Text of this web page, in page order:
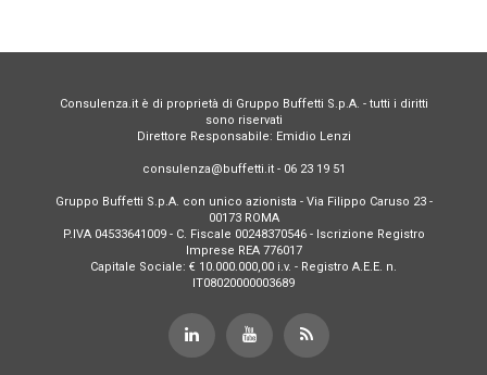
Consulenza.it è di proprietà di Gruppo Buffetti S.p.A. - tutti i diritti
sono riservati
Direttore Responsabile: Emidio Lenzi
consulenza@buffetti.it - 06 23 19 51
Gruppo Buffetti S.p.A. con unico azionista - Via Filippo Caruso 23 -
00173 ROMA
P.IVA 04533641009 - C. Fiscale 00248370546 - Iscrizione Registro
Imprese REA 776017
Capitale Sociale: € 10.000.000,00 i.v. - Registro A.E.E. n.
IT08020000003689